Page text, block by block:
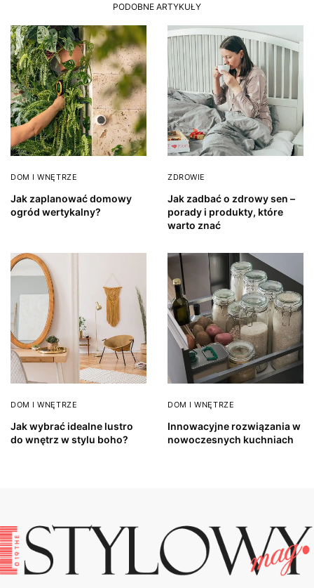
PODOBNE ARTYKUŁY
DOM I WNĘTRZE
Jak zaplanować domowy
ogród wertykalny?
ZDROWIE
Jak zadbać o zdrowy sen –
porady i produkty, które
warto znać
DOM I WNĘTRZE
Jak wybrać idealne lustro
do wnętrz w stylu boho?
DOM I WNĘTRZE
Innowacyjne rozwiązania w
nowoczesnych kuchniach